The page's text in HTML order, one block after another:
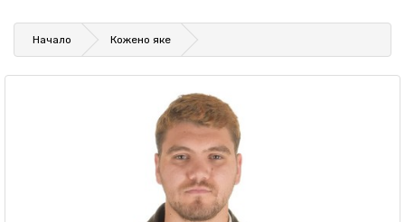
Начало Кожено яке